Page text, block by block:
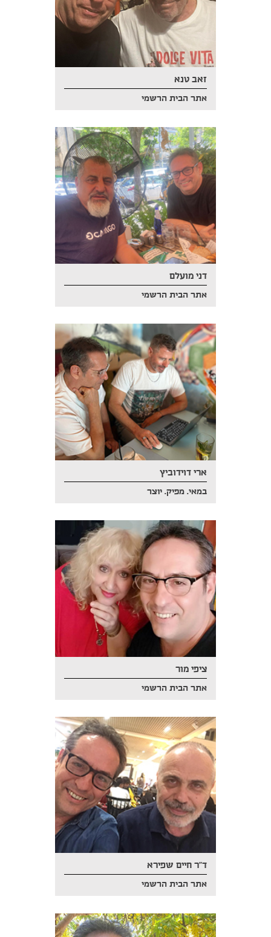
זאב טנא
אתר הבית הרשמי
דני מועלם
אתר הבית הרשמי
ארי דוידוביץ
במאי. מפיק. יוצר
ציפי מור
אתר הבית הרשמי
ד"ר חיים שפירא
אתר הבית הרשמי